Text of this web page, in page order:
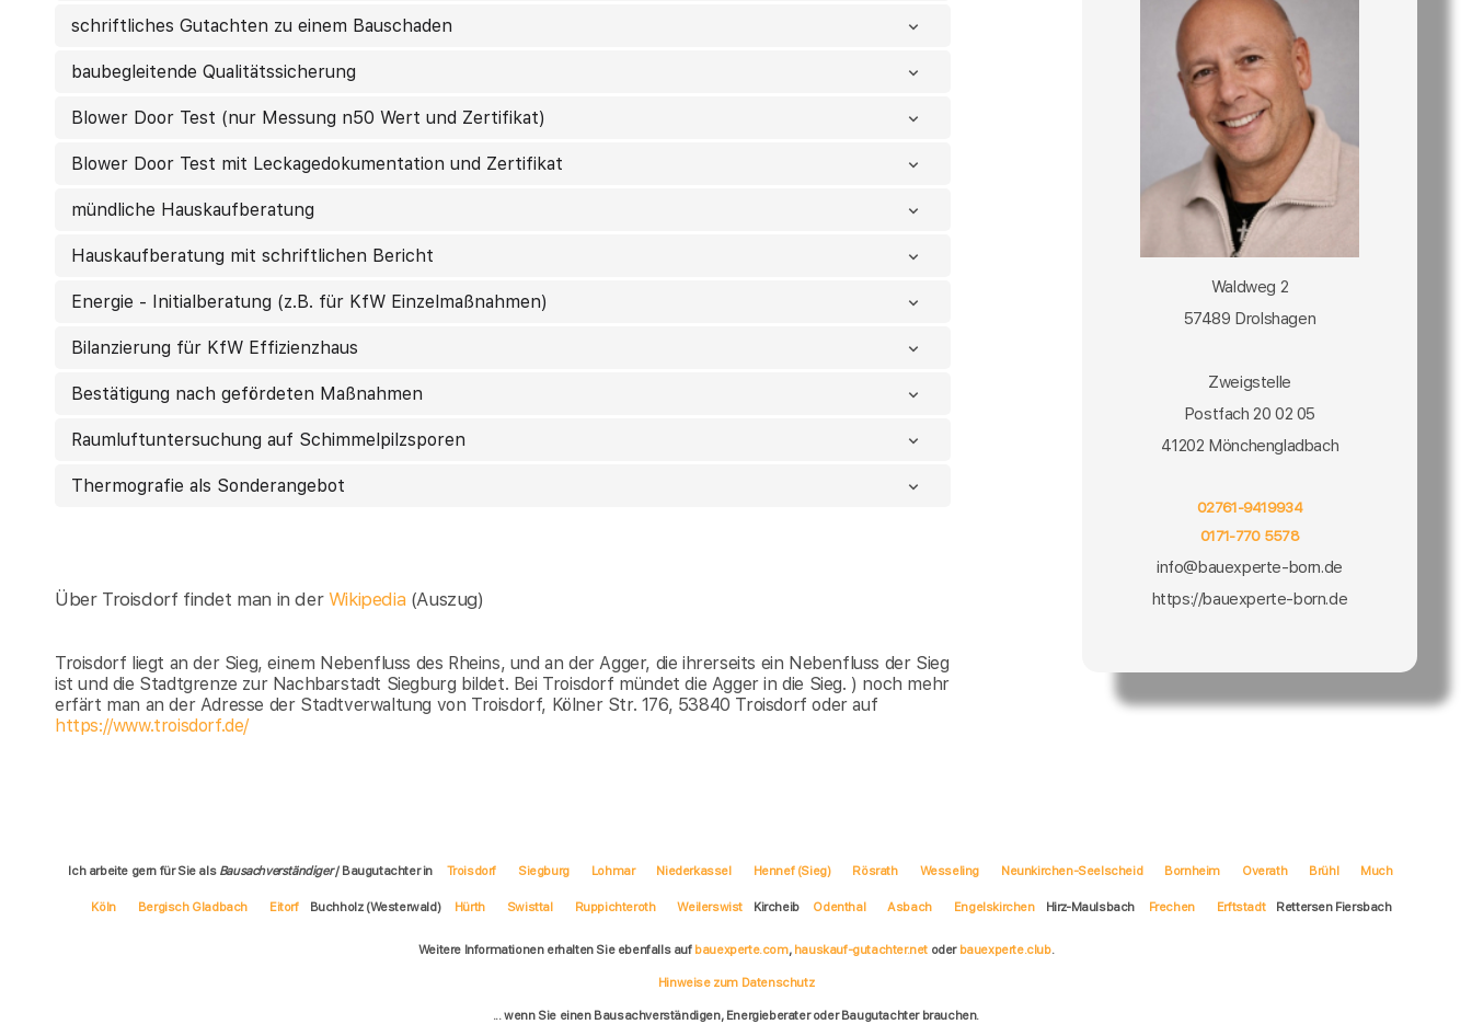
schriftliches Gutachten zu einem Bauschaden
baubegleitende Qualitätssicherung
Blower Door Test (nur Messung n50 Wert und Zertifikat)
Blower Door Test mit Leckagedokumentation und Zertifikat
mündliche Hauskaufberatung
Hauskaufberatung mit schriftlichen Bericht
Energie - Initialberatung (z.B. für KfW Einzelmaßnahmen)
Bilanzierung für KfW Effizienzhaus
Bestätigung nach gefördeten Maßnahmen
Raumluftuntersuchung auf Schimmelpilzsporen
Thermografie als Sonderangebot
Über Troisdorf findet man in der Wikipedia (Auszug)
Troisdorf liegt an der Sieg, einem Nebenfluss des Rheins, und an der Agger, die ihrerseits ein Nebenfluss der Sieg
ist und die Stadtgrenze zur Nachbarstadt Siegburg bildet. Bei Troisdorf mündet die Agger in die Sieg. ) noch mehr
erfärt man an der Adresse der Stadtverwaltung von Troisdorf, Kölner Str. 176, 53840 Troisdorf oder auf
https://www.troisdorf.de/
Waldweg 2
57489 Drolshagen
Zweigstelle
Postfach 20 02 05
41202 Mönchengladbach
02761-9419934
0171-770 5578
info@bauexperte-born.de
https://bauexperte-born.de
Ich arbeite gern für Sie als Bausachverständiger/ Baugutachter in Troisdorf Siegburg Lohmar Niederkassel Hennef (Sieg) Rösrath Wesseling Neunkirchen-Seelscheid Bornheim Overath Brühl Much
Köln Bergisch Gladbach Eitorf Buchholz (Westerwald) Hürth Swisttal Ruppichteroth Weilerswist Kircheib Odenthal Asbach Engelskirchen Hirz-Maulsbach Frechen Erftstadt Rettersen Fiersbach
Weitere Informationen erhalten Sie ebenfalls auf bauexperte.com, hauskauf-gutachter.net oder bauexperte.club.
Hinweise zum Datenschutz
... wenn Sie einen Bausachverständigen, Energieberater oder Baugutachter brauchen.